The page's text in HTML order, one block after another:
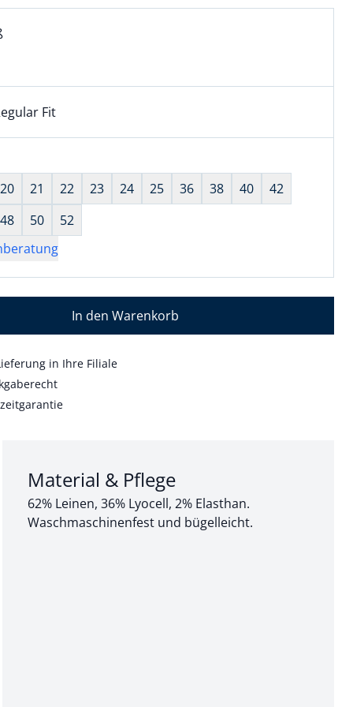
ausgewählt:
hat die Passform Regular Fit. für Informationen zu
Fit
ausgewählt
20
21 22 23 24 25 36 38 40
42
48
50
52
In den Warenkorb
in Ihre Filiale
Abschnitt 3 von 3:
Material & Pflege
62% Leinen, 36% Lyocell, 2% Elasthan.
Waschmaschinenfest und bügelleicht.